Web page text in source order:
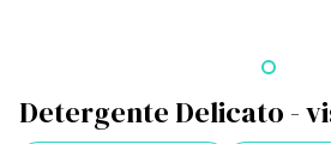
Detergente Delicato -